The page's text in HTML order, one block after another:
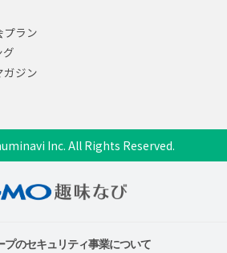
プラン
ガジン
Inc. All Rights Reserved.